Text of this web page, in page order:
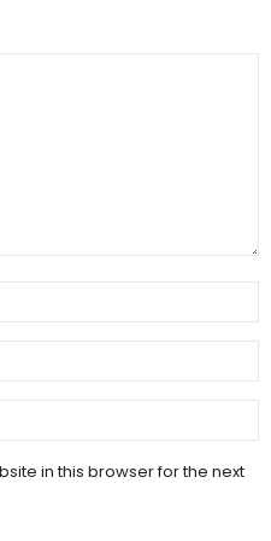
in this browser for the next